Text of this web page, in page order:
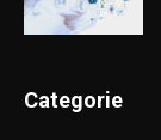
Categorie